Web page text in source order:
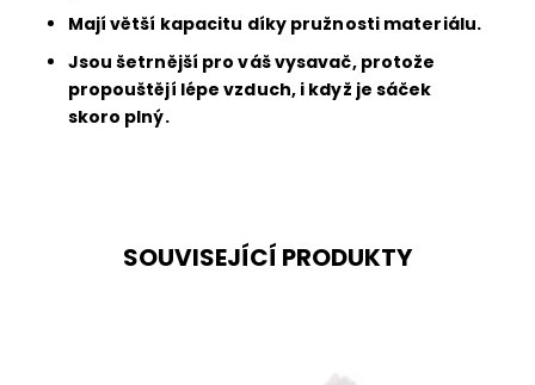
Mají větší kapacitu díky pružnosti materiálu.
Jsou šetrnější pro váš vysavač, protože
propouštějí lépe vzduch, i když je sáček
skoro plný.
SOUVISEJÍCÍ PRODUKTY